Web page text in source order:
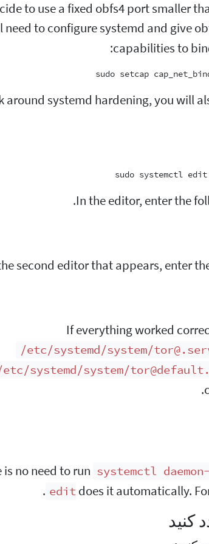
to use a fixed obfs4 port smaller
need to configure systemd and give
capabilities to
sudo setcap
around systemd hardening, you will
sudo systemctl
In the editor, enter the
second editor that appears, enter
If everything worked
/etc/systemd/system/
systemd/system/
is no need to run systemctl
edit does it automatically.
.